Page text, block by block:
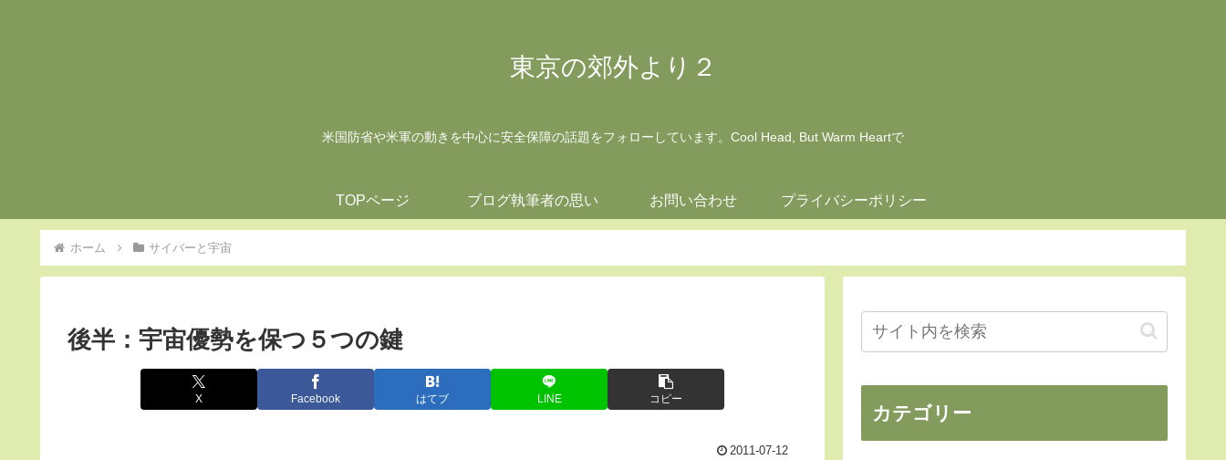
東京の郊外より２
米国防省や米軍の動きを中心に安全保障の話題をフォローしています。Cool Head, But Warm Heartで
TOPページ ブログ執筆者の思い お問い合わせ プライバシーポリシー
ホーム サイバーと宇宙
後半：宇宙優勢を保つ５つの鍵
X Facebook はてブ LINE コピー
2011-07-12
カテゴリー